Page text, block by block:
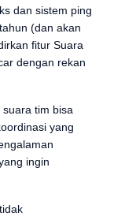
dan sistem ping
(dan akan
fitur Suara
dengan rekan
tim bisa
yang
ingin